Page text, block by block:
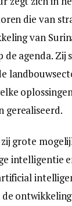
die van
van
de agenda. Zij
gerealiseerd.
grote
intelligentie
de